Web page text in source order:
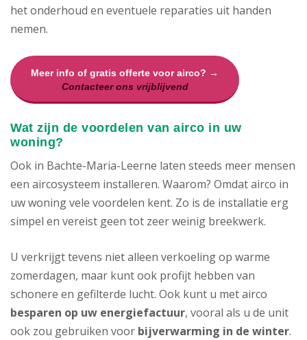
het onderhoud en eventuele reparaties uit handen
nemen.
Meer info of gratis offerte voor airco? →
Contacteer ons vrijblijvend
Wat zijn de voordelen van airco in uw
woning?
Ook in Bachte-Maria-Leerne laten steeds meer mensen
een aircosysteem installeren. Waarom? Omdat airco in
uw woning vele voordelen kent. Zo is de installatie erg
simpel en vereist geen tot zeer weinig breekwerk.
U verkrijgt tevens niet alleen verkoeling op warme
zomerdagen, maar kunt ook profijt hebben van
schonere en gefilterde lucht. Ook kunt u met airco
besparen op uw energiefactuur, vooral als u de unit
ook zou gebruiken voor bijverwarming in de winter.